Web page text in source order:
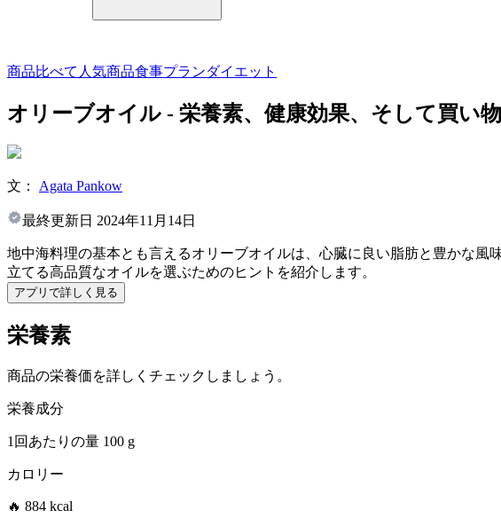
商品比べて 人気商品食事プランダイエット
オリーブオイル - 栄養素、健康効果、そして買い
文： Agata Pankow
最終更新日 2024年11月14日
地中海料理の基本とも言えるオリーブオイルは、心臓に良い脂肪と豊かな
立てる高品質なオイルを選ぶためのヒントを紹介します。
アプリで詳しく見る
栄養素
商品の栄養価を詳しくチェックしましょう。
栄養成分
1回あたりの量 100 g
カロリー
🔥 884 kcal